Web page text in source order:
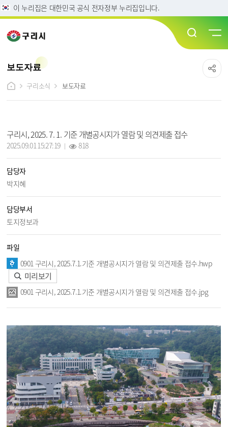
이 누리집은 대한민국 공식 전자정부 누리집입니다.
보도자료
구리소식
보도자료
구리시, 2025. 7. 1. 기준 개별공시지가 열람 및 의견제출 접수
2025.09.01 15:27:19 818
담당자
박지혜
담당부서
토지정보과
파일
0901 구리시, 2025.7.1.기준 개별공시지가 열람 및 의견제출 접수.hwp
미리보기
0901 구리시, 2025.7.1.기준 개별공시지가 열람 및 의견제출 접수.jpg